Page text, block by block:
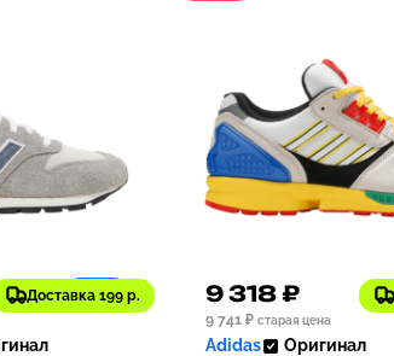
Доставка 199 р.
1186
9 318 ₽
9 741 ₽ старая цена
Adidas Оригинал